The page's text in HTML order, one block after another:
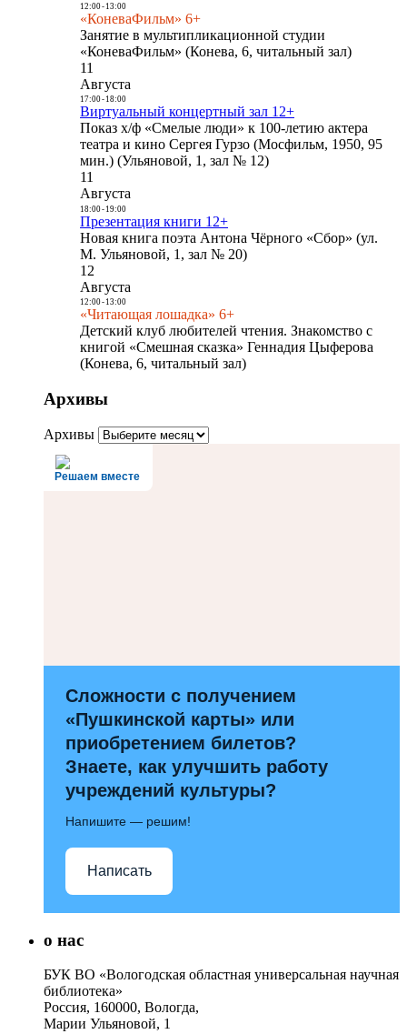
12:00- 13:00
«КоневаФильм» 6+
Занятие в мультипликационной студии
«КоневаФильм» (Конева, 6, читальный зал)
11
Августа
17:00- 18:00
Виртуальный концертный зал 12+
Показ х/ф «Смелые люди» к 100-летию актера
театра и кино Сергея Гурзо (Мосфильм, 1950, 95
мин.) (Ульяновой, 1, зал № 12)
11
Августа
18:00- 19:00
Презентация книги 12+
Новая книга поэта Антона Чёрного «Сбор» (ул.
М. Ульяновой, 1, зал № 20)
12
Августа
12:00- 13:00
«Читающая лошадка» 6+
Детский клуб любителей чтения. Знакомство с
книгой «Смешная сказка» Геннадия Цыферова
(Конева, 6, читальный зал)
Архивы
Архивы
Решаем вместе
Сложности с получением
«Пушкинской карты» или
приобретением билетов?
Знаете, как улучшить работу
учреждений культуры?
Напишите — решим!
Написать
о нас
БУК ВО «Вологодская областная универсальная научная
библиотека»
Россия, 160000, Вологда,
Марии Ульяновой, 1